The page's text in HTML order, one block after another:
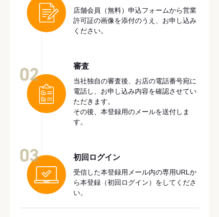
店舗会員（無料）申込フォームから営業
許可証の画像を添付のうえ、お申し込み
ください。
審査
当社独自の審査後、お店の電話番号宛に
電話し、お申し込み内容を確認させてい
ただきます。
その後、本登録用のメールを送付しま
す。
初回ログイン
受信した本登録用メール内の専用URLか
ら本登録（初回ログイン）をしてくださ
い。